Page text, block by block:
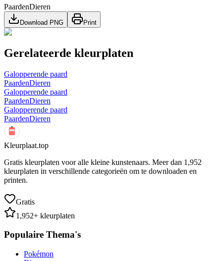
PaardenDieren
Download PNG Print
Gerelateerde kleurplaten
Galopperende paard
PaardenDieren
Galopperende paard
PaardenDieren
Galopperende paard
PaardenDieren
Kleurplaat.top
Gratis kleurplaten voor alle kleine kunstenaars. Meer dan 1,952
kleurplaten in verschillende categorieën om te downloaden en
printen.
Gratis
1,952+ kleurplaten
Populaire Thema's
Pokémon